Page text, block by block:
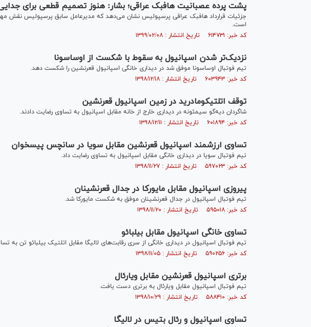
پشت پرده عصبانیت هافبک عراقی؛ بشار: هنوز تصمیم قطعی برای
جزئیات قرارداد هافبک عراقی پرسپولیس نشان می‌دهد که مدیرعامل سابق پرسپولیس نقش
است.
کد خبر: ۶۱۴۷۳۱ تاریخ انتشار : ۱۳۹۹/۰۲/۰۸
نزدیک‌تر شدن اسپانیول به سقوط با شکست از اوساسونا
تیم فوتبال اوساسونا موفق شد در دیداری خانگی اسپانیول قعرنشین را شکست دهد.
کد خبر: ۶۰۳۹۴۳ تاریخ انتشار : ۱۳۹۸/۱۲/۱۸
توقف اتلتیکومادرید در زمین اسپانیول قعرنشین
شاگردان دیه‌گو سیمئونه در دیداری خارج از خانه مقابل اسپانیول به تساوی رضایت دادند.
کد خبر: ۶۰۱۸۹۴ تاریخ انتشار : ۱۳۹۸/۱۲/۱۱
تساوی ارزشمند اسپانیول قعرنشین مقابل سویا در سانچس پیسخوان
تیم فوتبال سویا در دیداری خانگی مقابل اسپانیول به تساوی رضایت داد.
کد خبر: ۵۹۷۰۲۳ تاریخ انتشار : ۱۳۹۸/۱۱/۲۷
پیروزی اسپانیول مقابل مایورکا در جدال قعرنشینان
تیم فوتبال اسپانیول در جدال قعرنشینان موفق به شکست مایورکا شد.
کد خبر: ۵۹۵۰۱۸ تاریخ انتشار : ۱۳۹۸/۱۱/۲۰
تساوی خانگی اسپانیول مقابل بیلبائو
تیم فوتبال اسپانیول در دیداری خانگی از سری رقابت‌های لالیگا مقابل اتلتیک بیلبائو تن به
کد خبر: ۵۹۰۲۵۶ تاریخ انتشار : ۱۳۹۸/۱۱/۰۵
برتری اسپانیول قعرنشین مقابل ویارئال
تیم فوتبال اسپانیول مقابل ویارئال به برتری دست یافت.
کد خبر: ۵۸۸۴۱۰ تاریخ انتشار : ۱۳۹۸/۱۰/۲۹
تساوی اسپانیول و رئال بتیس در لالیگا